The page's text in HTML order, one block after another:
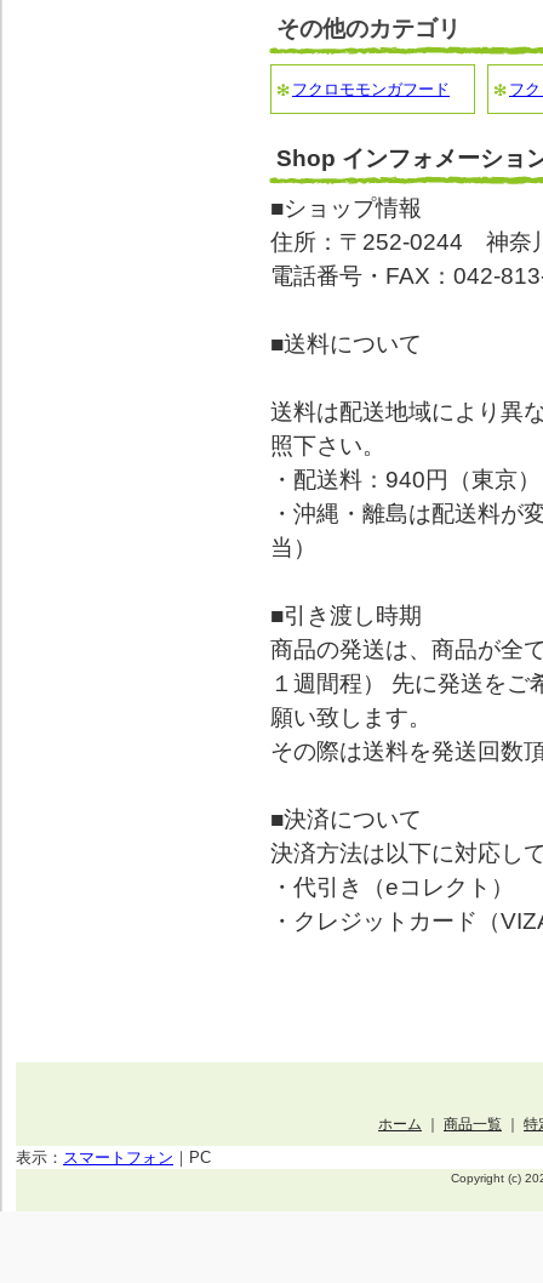
その他のカテゴリ
フクロモモンガフード フ
Shop インフォメーショ
■ショップ情報
住所：〒252-0244 神奈
電話番号・FAX：042-
■送料について
送料は配送地域により異
照下さい。
・配送料：940円（東京
・沖縄・離島は配送料が
当）
■引き渡し時期
商品の発送は、商品が全
１週間程） 先に発送を
願い致します。
その際は送料を発送回数
■決済について
決済方法は以下に対応し
・代引き（eコレクト）
・クレジットカード（
ホーム ｜ 商品一覧 ｜ 特
表示： スマートフォン ｜ PC
Copyright (c)